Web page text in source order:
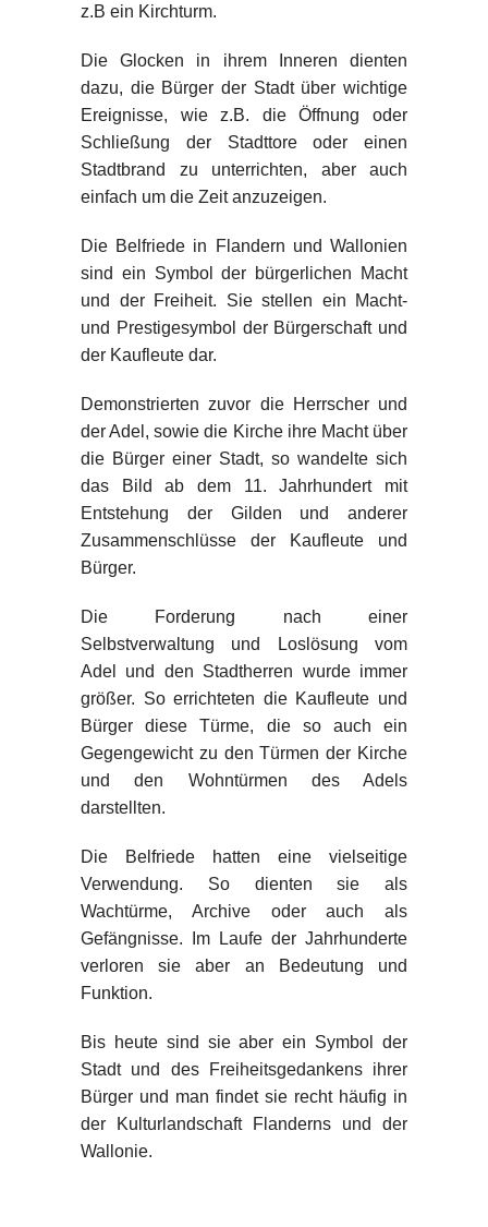
z.B ein Kirchturm.
Die Glocken in ihrem Inneren dienten
dazu, die Bürger der Stadt über wichtige
Ereignisse, wie z.B. die Öffnung oder
Schließung der Stadttore oder einen
Stadtbrand zu unterrichten, aber auch
einfach um die Zeit anzuzeigen.
Die Belfriede in Flandern und Wallonien
sind ein Symbol der bürgerlichen Macht
und der Freiheit. Sie stellen ein Macht-
und Prestigesymbol der Bürgerschaft und
der Kaufleute dar.
Demonstrierten zuvor die Herrscher und
der Adel, sowie die Kirche ihre Macht über
die Bürger einer Stadt, so wandelte sich
das Bild ab dem 11. Jahrhundert mit
Entstehung der Gilden und anderer
Zusammenschlüsse der Kaufleute und
Bürger.
Die Forderung nach einer
Selbstverwaltung und Loslösung vom
Adel und den Stadtherren wurde immer
größer. So errichteten die Kaufleute und
Bürger diese Türme, die so auch ein
Gegengewicht zu den Türmen der Kirche
und den Wohntürmen des Adels
darstellten.
Die Belfriede hatten eine vielseitige
Verwendung. So dienten sie als
Wachtürme, Archive oder auch als
Gefängnisse. Im Laufe der Jahrhunderte
verloren sie aber an Bedeutung und
Funktion.
Bis heute sind sie aber ein Symbol der
Stadt und des Freiheitsgedankens ihrer
Bürger und man findet sie recht häufig in
der Kulturlandschaft Flanderns und der
Wallonie.